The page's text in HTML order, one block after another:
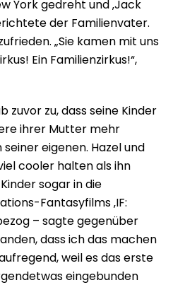
York gedreht und ‚Jack
der Familienvater.
„Sie kamen mit uns
Ein Familienzirkus!“,
zuvor zu, dass seine Kinder
ihrer Mutter mehr
eigenen. Hazel und
cooler halten als ihn
sogar in die
Fantasyfilms ‚IF:
– sagte gegenüber
dass ich das machen
weil es das erste
eingebunden